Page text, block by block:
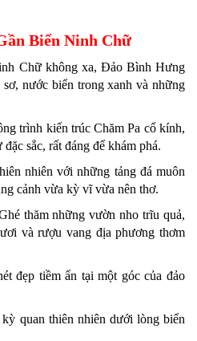
Biển Ninh Chữ
Chữ không xa, Đảo Bình Hưng
nước biển trong xanh và những
trình kiến trúc Chăm Pa cổ kính,
sắc, rất đáng để khám phá.
nhiên với những tảng đá muôn
cảnh vừa kỳ vĩ vừa nên thơ.
thăm những vườn nho trĩu quả,
và rượu vang địa phương thơm
đẹp tiềm ẩn tại một góc của đảo
quan thiên nhiên dưới lòng biển